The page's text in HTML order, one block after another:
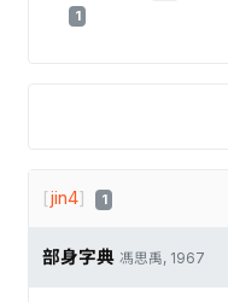
1
[jin4] 1
部身字典 馮思禹, 1967